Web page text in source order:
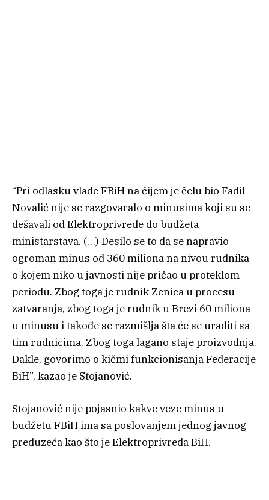
“Pri odlasku vlade FBiH na čijem je čelu bio Fadil
Novalić nije se razgovaralo o minusima koji su se
dešavali od Elektroprivrede do budžeta
ministarstava. (…) Desilo se to da se napravio
ogroman minus od 360 miliona na nivou rudnika
o kojem niko u javnosti nije pričao u proteklom
periodu. Zbog toga je rudnik Zenica u procesu
zatvaranja, zbog toga je rudnik u Brezi 60 miliona
u minusu i takođe se razmišlja šta će se uraditi sa
tim rudnicima. Zbog toga lagano staje proizvodnja.
Dakle, govorimo o kičmi funkcionisanja Federacije
BiH”, kazao je Stojanović.
Stojanović nije pojasnio kakve veze minus u
budžetu FBiH ima sa poslovanjem jednog javnog
preduzeća kao što je Elektroprivreda BiH.